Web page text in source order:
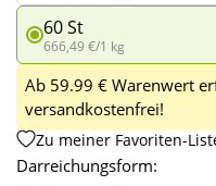
60 St
666,49 €/1 kg
Ab 59.99 € Warenwert
versandkostenfrei!
Zu meiner Favoriten-
Darreichungsform: